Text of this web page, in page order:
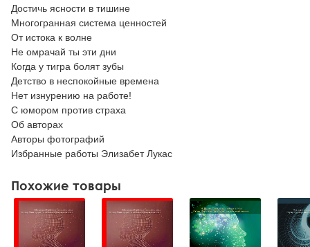
Достичь ясности в тишине
Многогранная система ценностей
От истока к волне
Не омрачай ты эти дни
Когда у тигра болят зубы
Детство в неспокойные времена
Нет изнурению на работе!
С юмором против страха
Об авторах
Авторы фотографий
Избранные работы Элизабет Лукас
Похожие товары